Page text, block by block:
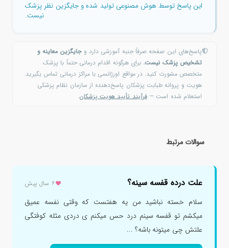
این پاسخ توسط هوش مصنوعی تولید شده و جایگزین نظر پزشک
نیست.
پاسخ‌های این صفحه صرفاً جنبه آموزشی دارد وجایگزین معاینه و
تشخیص پزشک نیست. برای هرگونه اقدام درمانی حتماً با پزشک
متخصص مشورت کنید. در مواقع اورژانسی با مراکز درمانی تماس بگیرید.
هویت و پروانه طبابت پزشکان پاسخ‌دهنده از سازمان نظام پزشکی
استعلام شده است —فرآیند تأیید هویت پزشکان.
سوالات مرتبط
علت درده قفسه سینه؟ ۶ سال پیش
سلام خسته نباشید من یه هفتست که وقتی نفسه عمیق
میکشم تو قفسه سینم درد حس میکنم ی دردی مثله کوفتگی
علتش چی میتونه باشه؟ ...